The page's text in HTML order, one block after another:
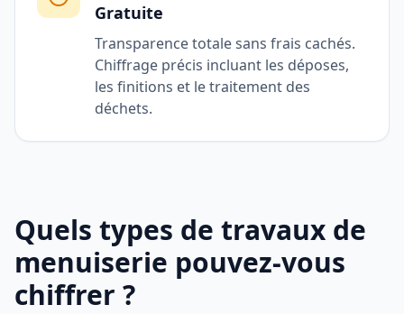
Gratuite
Transparence totale sans frais cachés.
Chiffrage précis incluant les déposes,
les finitions et le traitement des
déchets.
Quels types de travaux de
menuiserie pouvez-vous
chiffrer ?